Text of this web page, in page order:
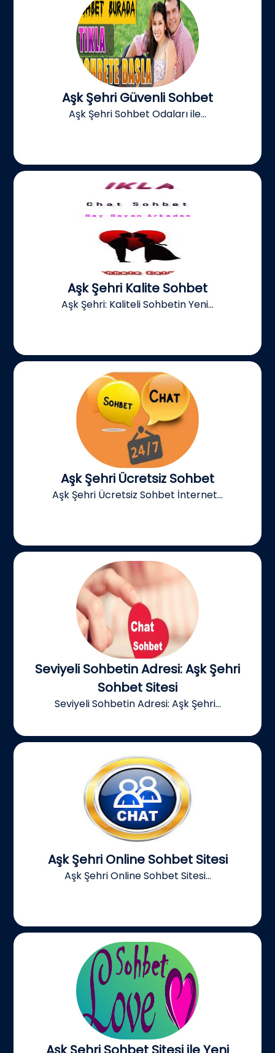
Aşk Şehri Güvenli Sohbet
Aşk Şehri Sohbet Odaları ile...
Aşk Şehri Kalite Sohbet
Aşk Şehri: Kaliteli Sohbetin Yeni...
Aşk Şehri Ücretsiz Sohbet
Aşk Şehri Ücretsiz Sohbet İnternet...
Seviyeli Sohbetin Adresi: Aşk Şehri
Sohbet Sitesi
Seviyeli Sohbetin Adresi: Aşk Şehri...
Aşk Şehri Online Sohbet Sitesi
Aşk Şehri Online Sohbet Sitesi...